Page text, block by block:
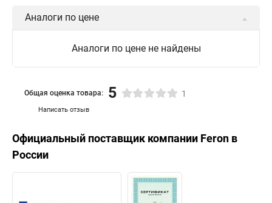
Аналоги по цене
Аналоги по цене не найдены
Написать отзыв
Общая оценка товара: 5 1
Официальный поставщик компании Feron в
России